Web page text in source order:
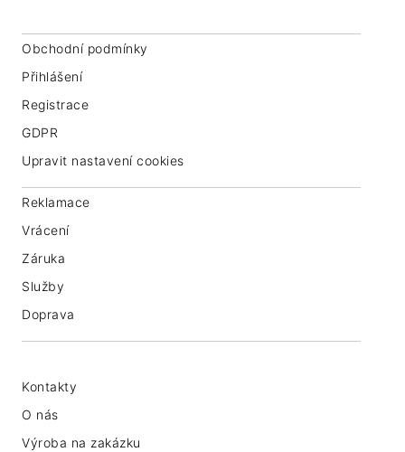
Obchodní podmínky
Přihlášení
Registrace
GDPR
Upravit nastavení cookies
Reklamace
Vrácení
Záruka
Služby
Doprava
Kontakty
O nás
Výroba na zakázku